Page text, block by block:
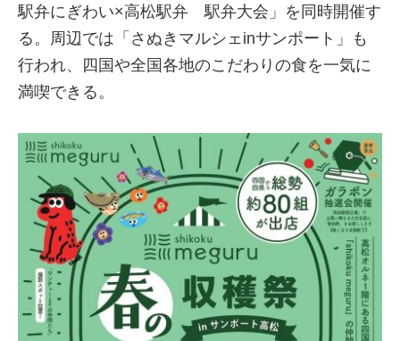
駅弁にぎわい×高松駅弁 駅弁大会」を同時開催す
る。周辺では「さぬきマルシェinサンポート」も
行われ、四国や全国各地のこだわりの食を一気に
満喫できる。